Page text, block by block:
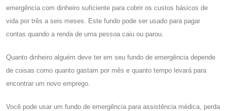
emergência com dinheiro suficiente para cobrir os custos básicos de
vida por três a seis meses. Este fundo pode ser usado para pagar
contas quando a renda de uma pessoa caiu ou parou.
Quanto dinheiro alguém deve ter em seu fundo de emergência depende
de coisas como quanto gastam por mês e quanto tempo levará para
encontrar um novo emprego.
Você pode usar um fundo de emergência para assistência médica, perda